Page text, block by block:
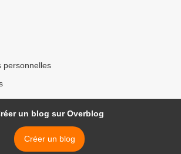
personnelles
un blog sur Overblog
Créer un blog